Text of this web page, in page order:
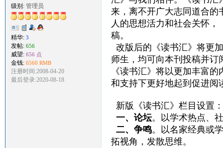
级别: 管理员
精华: 3
发帖: 656
威望: 656 点
金钱: 6560 RMB
注册时间:2008-04-20
最后登录:2020-08-18
来，离不开广大志同道合的
人的思想活力和社会关怀
稿。
改版后的《读书汇》将更
师生，均可向本刊投稿并订
《读书汇》将以更加丰富
和支持下更好地起到促进阅
新版《读书汇》栏目设置：
一、论坛。以学术热点、
二、争鸣。以名家经典或
拓视角，发散思维。